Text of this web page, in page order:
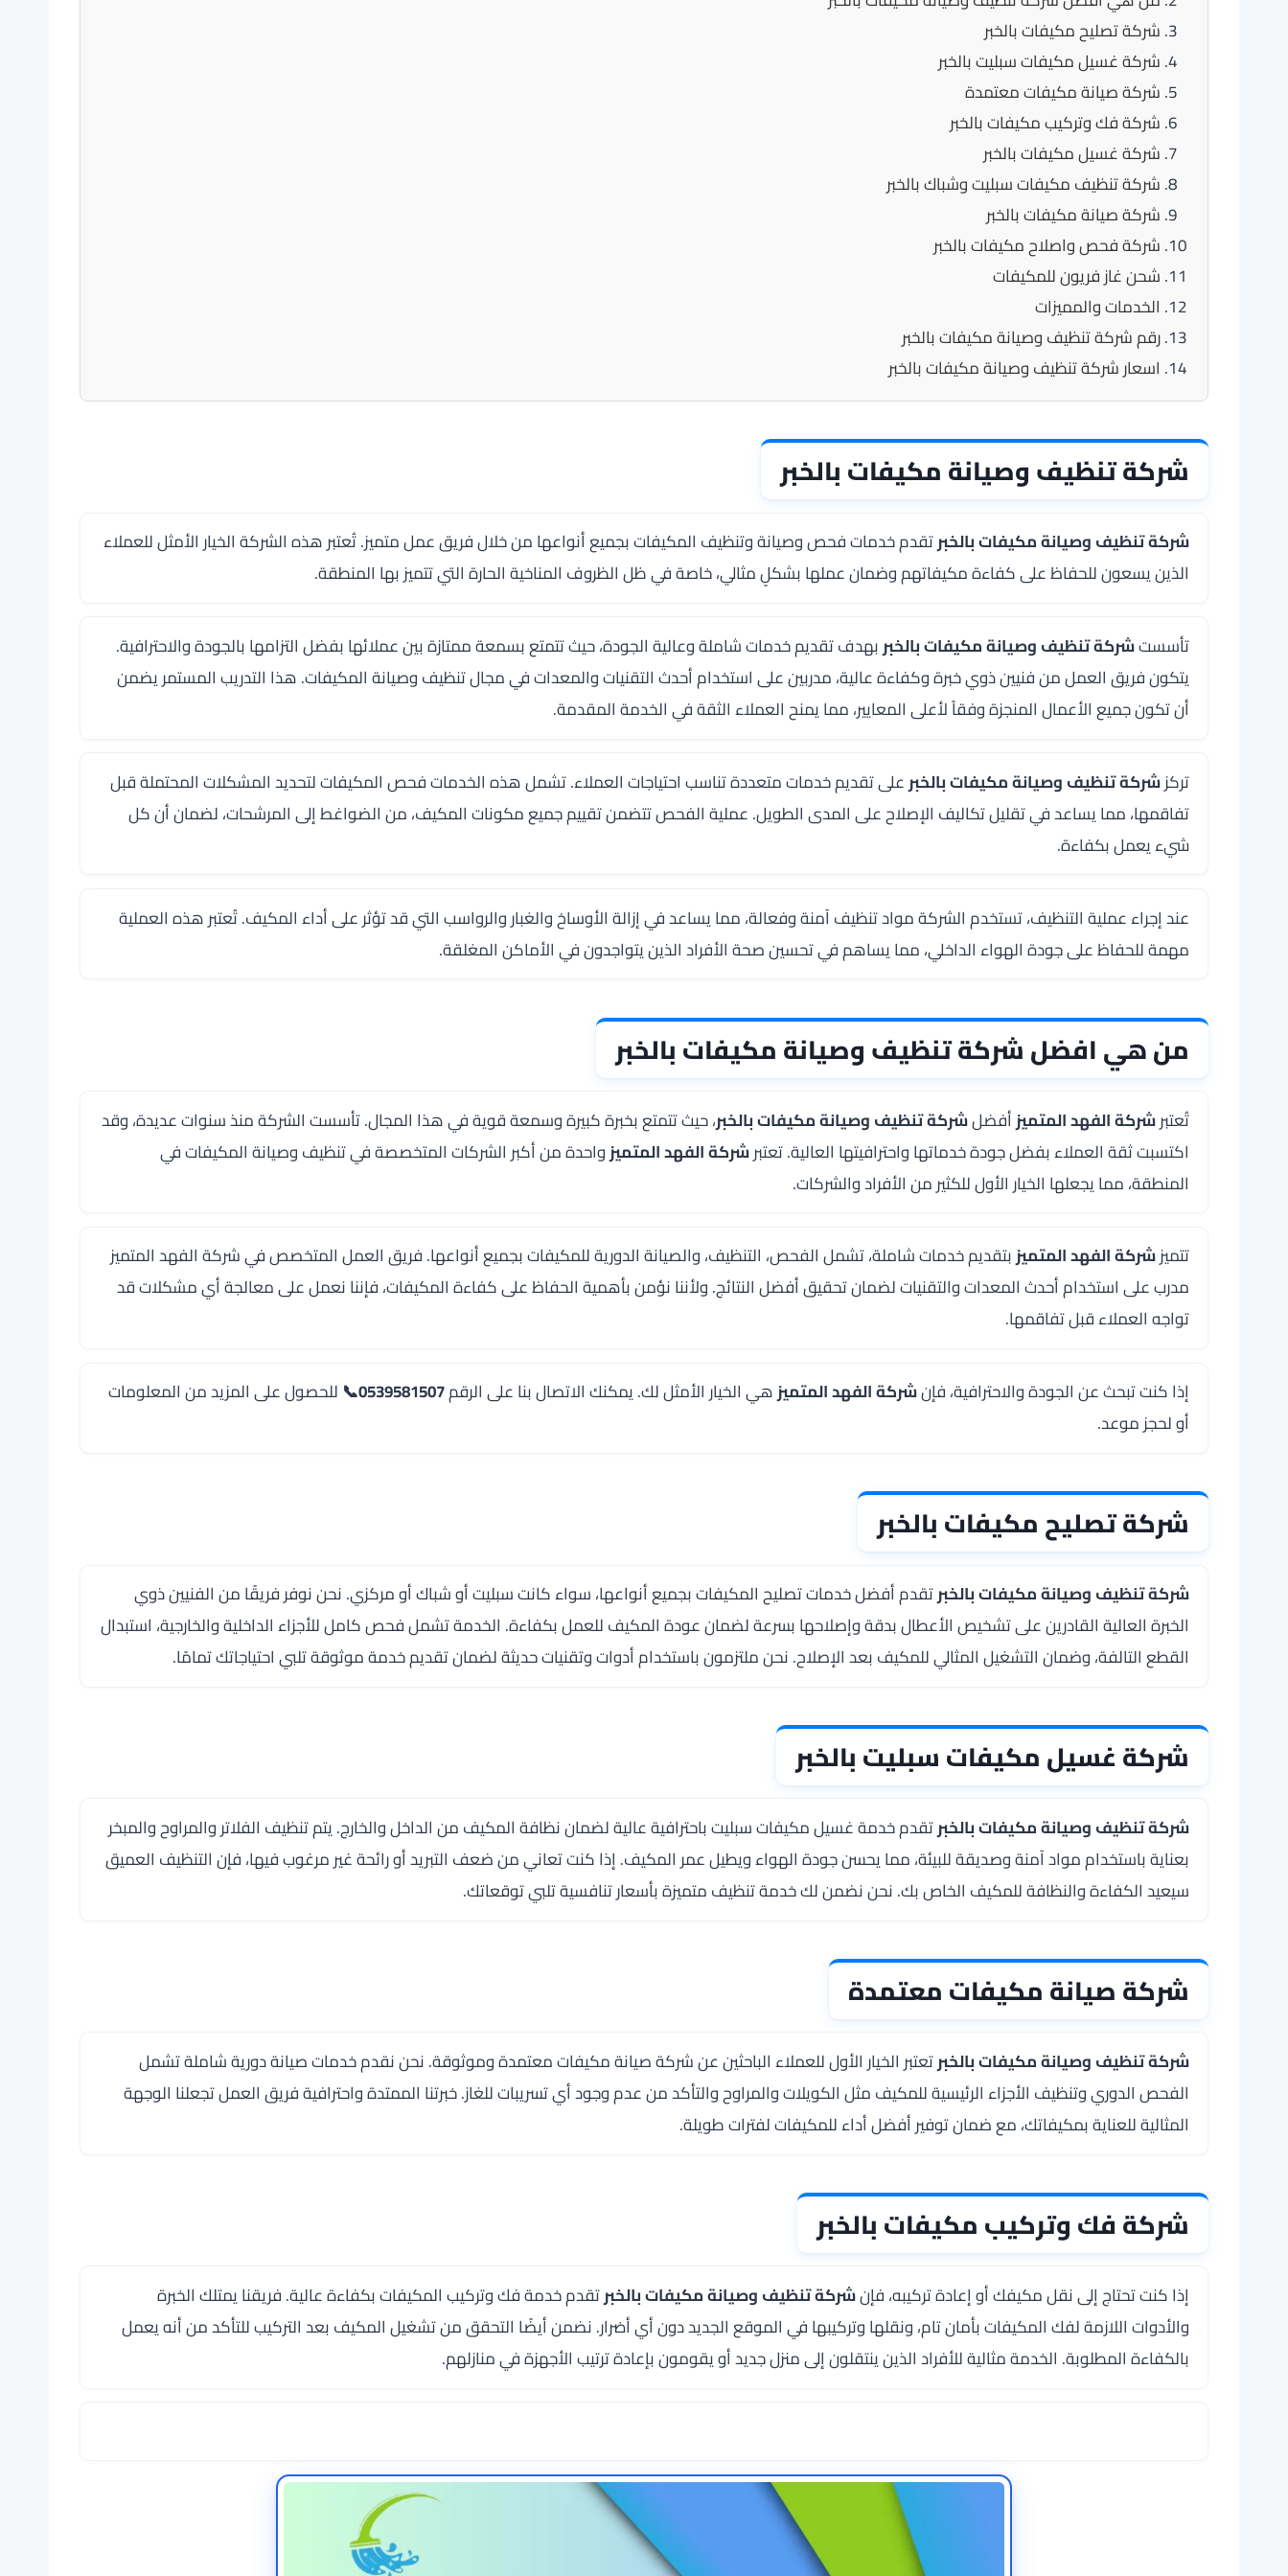
شركة تصليح مكيفات بالخبر
شركة غسيل مكيفات سبليت بالخبر
شركة صيانة مكيفات معتمدة
شركة فك وتركيب مكيفات بالخبر
شركة غسيل مكيفات بالخبر
شركة تنظيف مكيفات سبليت وشباك بالخبر
شركة صيانة مكيفات بالخبر
شركة فحص واصلاح مكيفات بالخبر
شحن غاز فريون للمكيفات
الخدمات والمميزات
رقم شركة تنظيف وصيانة مكيفات بالخبر
اسعار شركة تنظيف وصيانة مكيفات بالخبر
شركة تنظيف وصيانة مكيفات بالخبر
شركة تنظيف وصيانة مكيفات بالخبرتقدم خدمات فحص وصيانة وتنظيف المكيفات بجميع أنواعها من خلال فريق عمل متميز. تُعتبر هذه الشركة الخيار الأمثل للعملاء
الذين يسعون للحفاظ على كفاءة مكيفاتهم وضمان عملها بشكلٍ مثالي، خاصة في ظل الظروف المناخية الحارة التي تتميز بها المنطقة.
تأسستشركة تنظيف وصيانة مكيفات بالخبربهدف تقديم خدمات شاملة وعالية الجودة، حيث تتمتع بسمعة ممتازة بين عملائها بفضل التزامها بالجودة والاحترافية.
يتكون فريق العمل من فنيين ذوي خبرة وكفاءة عالية، مدربين على استخدام أحدث التقنيات والمعدات في مجال تنظيف وصيانة المكيفات. هذا التدريب المستمر يضمن
أن تكون جميع الأعمال المنجزة وفقاً لأعلى المعايير، مما يمنح العملاء الثقة في الخدمة المقدمة.
تركزشركة تنظيف وصيانة مكيفات بالخبرعلى تقديم خدمات متعددة تناسب احتياجات العملاء. تشمل هذه الخدمات فحص المكيفات لتحديد المشكلات المحتملة قبل
تفاقمها، مما يساعد في تقليل تكاليف الإصلاح على المدى الطويل. عملية الفحص تتضمن تقييم جميع مكونات المكيف، من الضواغط إلى المرشحات، لضمان أن كل
شيء يعمل بكفاءة.
عند إجراء عملية التنظيف، تستخدم الشركة مواد تنظيف آمنة وفعالة، مما يساعد في إزالة الأوساخ والغبار والرواسب التي قد تؤثر على أداء المكيف. تُعتبر هذه العملية
مهمة للحفاظ على جودة الهواء الداخلي، مما يساهم في تحسين صحة الأفراد الذين يتواجدون في الأماكن المغلقة.
من هي افضل شركة تنظيف وصيانة مكيفات بالخبر
تُعتبرشركة الفهد المتميزأفضلشركة تنظيف وصيانة مكيفات بالخبر، حيث تتمتع بخبرة كبيرة وسمعة قوية في هذا المجال. تأسست الشركة منذ سنوات عديدة، وقد
اكتسبت ثقة العملاء بفضل جودة خدماتها واحترافيتها العالية. تعتبرشركة الفهد المتميزواحدة من أكبر الشركات المتخصصة في تنظيف وصيانة المكيفات في
المنطقة، مما يجعلها الخيار الأول للكثير من الأفراد والشركات.
تتميزشركة الفهد المتميزبتقديم خدمات شاملة، تشمل الفحص، التنظيف، والصيانة الدورية للمكيفات بجميع أنواعها. فريق العمل المتخصص في شركة الفهد المتميز
مدرب على استخدام أحدث المعدات والتقنيات لضمان تحقيق أفضل النتائج. ولأننا نؤمن بأهمية الحفاظ على كفاءة المكيفات، فإننا نعمل على معالجة أي مشكلات قد
تواجه العملاء قبل تفاقمها.
إذا كنت تبحث عن الجودة والاحترافية، فإنشركة الفهد المتميزهي الخيار الأمثل لك. يمكنك الاتصال بنا على الرقم0539581507
📞 للحصول على المزيد من المعلومات
أو لحجز موعد.
شركة تصليح مكيفات بالخبر
شركة تنظيف وصيانة مكيفات بالخبرتقدم أفضل خدمات تصليح المكيفات بجميع أنواعها، سواء كانت سبليت أو شباك أو مركزي. نحن نوفر فريقًا من الفنيين ذوي
الخبرة العالية القادرين على تشخيص الأعطال بدقة وإصلاحها بسرعة لضمان عودة المكيف للعمل بكفاءة. الخدمة تشمل فحص كامل للأجزاء الداخلية والخارجية، استبدال
القطع التالفة، وضمان التشغيل المثالي للمكيف بعد الإصلاح. نحن ملتزمون باستخدام أدوات وتقنيات حديثة لضمان تقديم خدمة موثوقة تلبي احتياجاتك تمامًا.
شركة غسيل مكيفات سبليت بالخبر
شركة تنظيف وصيانة مكيفات بالخبرتقدم خدمة غسيل مكيفات سبليت باحترافية عالية لضمان نظافة المكيف من الداخل والخارج. يتم تنظيف الفلاتر والمراوح والمبخر
بعناية باستخدام مواد آمنة وصديقة للبيئة، مما يحسن جودة الهواء ويطيل عمر المكيف. إذا كنت تعاني من ضعف التبريد أو رائحة غير مرغوب فيها، فإن التنظيف العميق
سيعيد الكفاءة والنظافة للمكيف الخاص بك. نحن نضمن لك خدمة تنظيف متميزة بأسعار تنافسية تلبي توقعاتك.
شركة صيانة مكيفات معتمدة
شركة تنظيف وصيانة مكيفات بالخبرتعتبر الخيار الأول للعملاء الباحثين عن شركة صيانة مكيفات معتمدة وموثوقة. نحن نقدم خدمات صيانة دورية شاملة تشمل
الفحص الدوري وتنظيف الأجزاء الرئيسية للمكيف مثل الكويلات والمراوح والتأكد من عدم وجود أي تسريبات للغاز. خبرتنا الممتدة واحترافية فريق العمل تجعلنا الوجهة
المثالية للعناية بمكيفاتك، مع ضمان توفير أفضل أداء للمكيفات لفترات طويلة.
شركة فك وتركيب مكيفات بالخبر
إذا كنت تحتاج إلى نقل مكيفك أو إعادة تركيبه، فإنشركة تنظيف وصيانة مكيفات بالخبرتقدم خدمة فك وتركيب المكيفات بكفاءة عالية. فريقنا يمتلك الخبرة
والأدوات اللازمة لفك المكيفات بأمان تام، ونقلها وتركيبها في الموقع الجديد دون أي أضرار. نضمن أيضًا التحقق من تشغيل المكيف بعد التركيب للتأكد من أنه يعمل
بالكفاءة المطلوبة. الخدمة مثالية للأفراد الذين ينتقلون إلى منزل جديد أو يقومون بإعادة ترتيب الأجهزة في منازلهم.